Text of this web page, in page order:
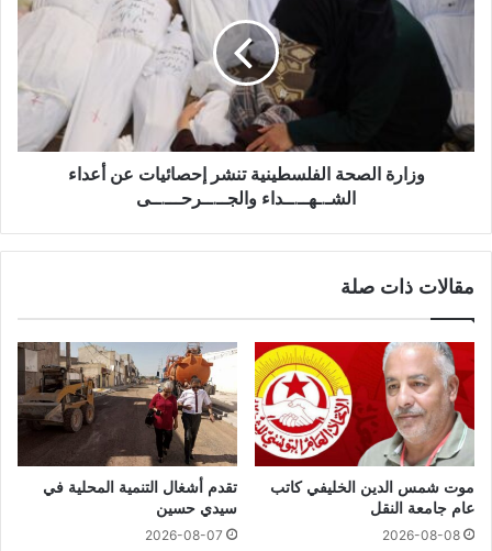
وزارة الصحة الفلسطينية تنشر إحصائيات عن أعداء
الشـ.ـهــ.ــداء والجــ.ــرحـــ.ــى
مقالات ذات صلة
موت شمس الدين الخليفي كاتب
عام جامعة النقل
2026-08-08
تقدم أشغال التنمية المحلية في
سيدي حسين
2026-08-07